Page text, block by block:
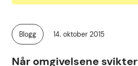
Når omgivelsene svikter
Kategori:
Blogg Publisert
14. oktober 2015